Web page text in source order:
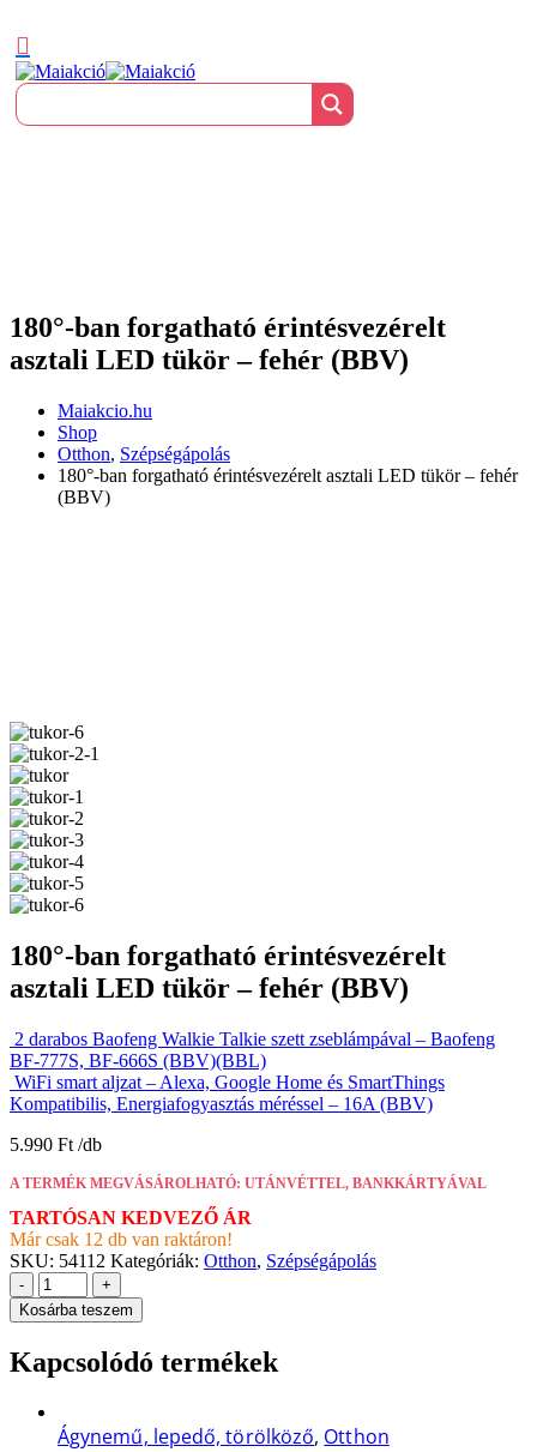
180°-ban forgatható érintésvezérelt
asztali LED tükör – fehér (BBV)
Maiakcio.hu
Shop
Otthon, Szépségápolás
180°-ban forgatható érintésvezérelt asztali LED tükör – fehér
(BBV)
180°-ban forgatható érintésvezérelt
asztali LED tükör – fehér (BBV)
2 darabos Baofeng Walkie Talkie szett zseblámpával – Baofeng
BF-777S, BF-666S (BBV)(BBL)
WiFi smart aljzat – Alexa, Google Home és SmartThings
Kompatibilis, Energiafogyasztás méréssel – 16A (BBV)
5.990 Ft
A TERMÉK MEGVÁSÁROLHATÓ: UTÁNVÉTTEL, BANKKÁRTYÁVAL
TARTÓSAN KEDVEZŐ ÁR
Már csak 12 db van raktáron!
SKU: 54112 Kategóriák: Otthon, Szépségápolás
-
+
Kosárba teszem
Kapcsolódó termékek
Ágynemű, lepedő, törölköző, Otthon